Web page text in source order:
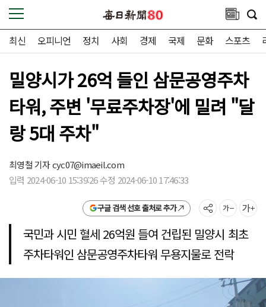
최신 오피니언 정치 사회 경제 국제 문화 스포츠
밀양시가 26억 들인 삼문공영주차
타워, 주변 '무료주차장'에 밀려 "달
랑 5대 주차"
최영철 기자cyc07@imaeil.com
입력 2024-06-10 15:39:26 수정 2024-06-10 17:46:33
구글 검색 선호 출처로 추가
국민과 시민 혈세 26억원 들여 건립된 밀양시 최초
주차타워인 삼문공영주차타워 무용지물로 전락